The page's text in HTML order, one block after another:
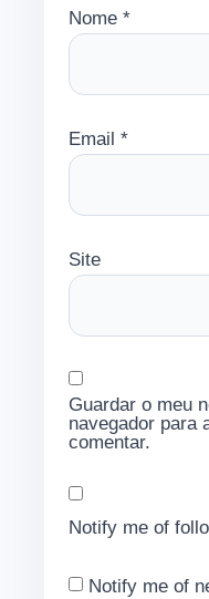
Nome *
Email *
Site
Guardar o meu
navegador para
comentar.
Notify me of
Notify me of